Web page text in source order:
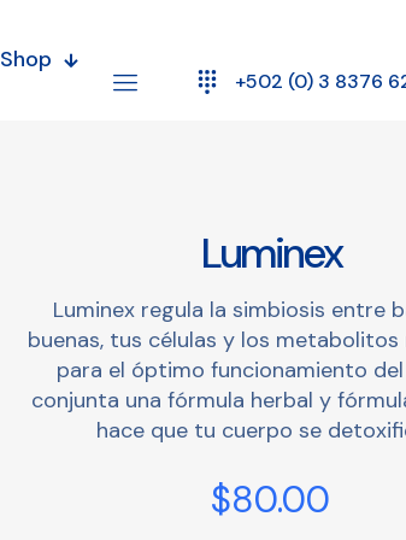
Shop
+502 (0) 3 8376
Luminex
Luminex regula la simbiosis entre
buenas, tus células y los metabolitos
para el óptimo funcionamiento
conjunta una fórmula herbal y
hace que tu cuerpo se
$80.00